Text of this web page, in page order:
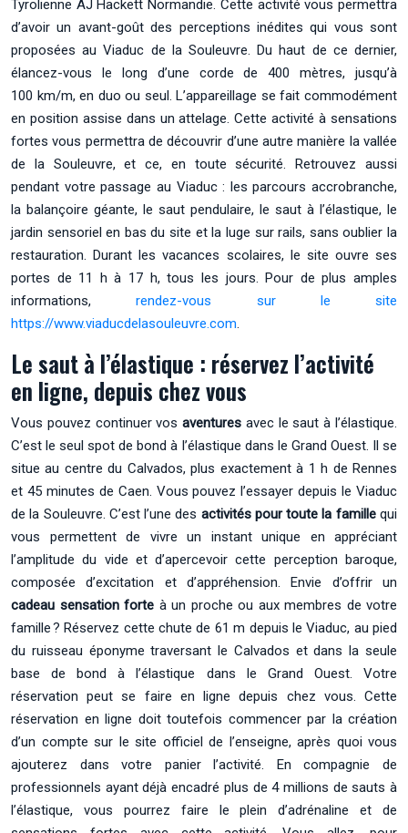
Tyrolienne AJ Hackett Normandie. Cette activité vous permettra
d’avoir un avant-goût des perceptions inédites qui vous sont
proposées au Viaduc de la Souleuvre. Du haut de ce dernier,
élancez-vous le long d’une corde de 400 mètres, jusqu’à
100 km/m, en duo ou seul. L’appareillage se fait commodément
en position assise dans un attelage. Cette activité à sensations
fortes vous permettra de découvrir d’une autre manière la vallée
de la Souleuvre, et ce, en toute sécurité. Retrouvez aussi
pendant votre passage au Viaduc : les parcours accrobranche,
la balançoire géante, le saut pendulaire, le saut à l’élastique, le
jardin sensoriel en bas du site et la luge sur rails, sans oublier la
restauration. Durant les vacances scolaires, le site ouvre ses
portes de 11 h à 17 h, tous les jours. Pour de plus amples
informations,rendez-vous sur le site
https://www.viaducdelasouleuvre.com.
Le saut à l’élastique : réservez l’activité
en ligne, depuis chez vous
Vous pouvez continuer vosaventures avec le saut à l’élastique.
C’est le seul spot de bond à l’élastique dans le Grand Ouest. Il se
situe au centre du Calvados, plus exactement à 1 h de Rennes
et 45 minutes de Caen. Vous pouvez l’essayer depuis le Viaduc
de la Souleuvre. C’est l’une des activités pour toute la famillequi
vous permettent de vivre un instant unique en appréciant
l’amplitude du vide et d’apercevoir cette perception baroque,
composée d’excitation et d’appréhension. Envie d’offrir un
cadeau sensation forte à un proche ou aux membres de votre
famille ? Réservez cette chute de 61 m depuis le Viaduc, au pied
du ruisseau éponyme traversant le Calvados et dans la seule
base de bond à l’élastique dans le Grand Ouest. Votre
réservation peut se faire en ligne depuis chez vous. Cette
réservation en ligne doit toutefois commencer par la création
d’un compte sur le site officiel de l’enseigne, après quoi vous
ajouterez dans votre panier l’activité. En compagnie de
professionnels ayant déjà encadré plus de 4 millions de sauts à
l’élastique, vous pourrez faire le plein d’adrénaline et de